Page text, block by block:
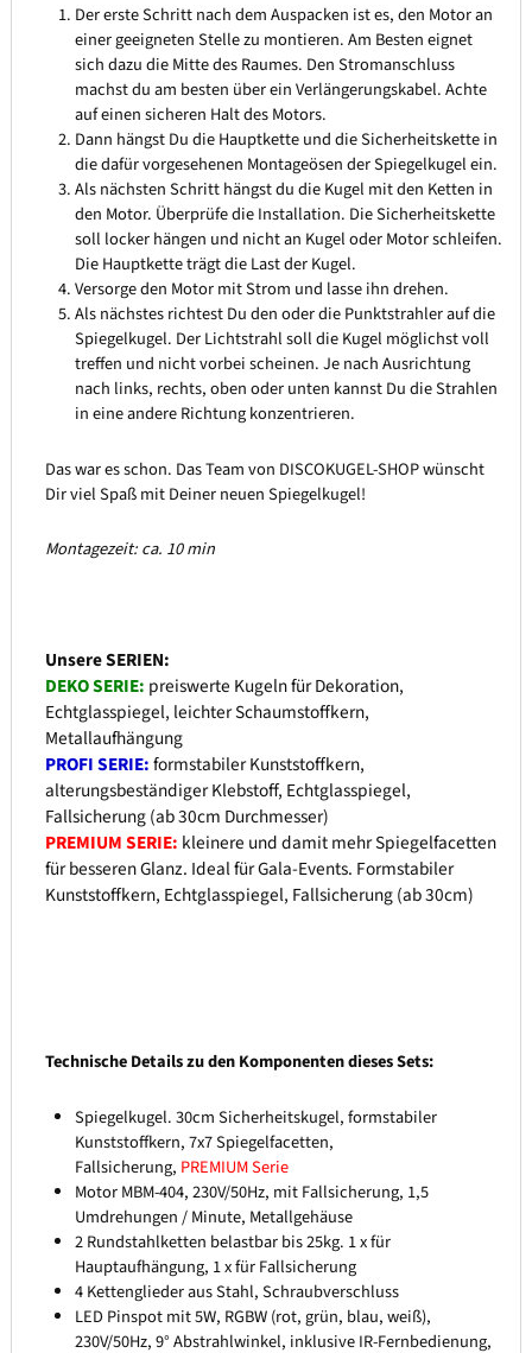
Der erste Schritt nach dem Auspacken ist es, den Motor an
einer geeigneten Stelle zu montieren. Am Besten eignet
sich dazu die Mitte des Raumes. Den Stromanschluss
machst du am besten über ein Verlängerungskabel. Achte
auf einen sicheren Halt des Motors.
Dann hängst Du die Hauptkette und die Sicherheitskette in
die dafür vorgesehenen Montageösen der Spiegelkugel ein.
Als nächsten Schritt hängst du die Kugel mit den Ketten in
den Motor. Überprüfe die Installation. Die Sicherheitskette
soll locker hängen und nicht an Kugel oder Motor schleifen.
Die Hauptkette trägt die Last der Kugel.
Versorge den Motor mit Strom und lasse ihn drehen.
Als nächstes richtest Du den oder die Punktstrahler auf die
Spiegelkugel. Der Lichtstrahl soll die Kugel möglichst voll
treffen und nicht vorbei scheinen. Je nach Ausrichtung
nach links, rechts, oben oder unten kannst Du die Strahlen
in eine andere Richtung konzentrieren.
Das war es schon. Das Team von DISCOKUGEL-SHOP wünscht
Dir viel Spaß mit Deiner neuen Spiegelkugel!
Montagezeit: ca. 10 min
Unsere SERIEN:
DEKO SERIE: preiswerte Kugeln für Dekoration,
Echtglasspiegel, leichter Schaumstoffkern,
Metallaufhängung
PROFI SERIE:formstabiler Kunststoffkern,
alterungsbeständiger Klebstoff, Echtglasspiegel,
Fallsicherung (ab 30cm Durchmesser)
PREMIUM SERIE: kleinere und damit mehr Spiegelfacetten
für besseren Glanz. Ideal für Gala-Events. Formstabiler
Kunststoffkern, Echtglasspiegel, Fallsicherung (ab 30cm)
Technische Details zu den Komponenten dieses Sets:
Spiegelkugel. 30cm Sicherheitskugel, formstabiler
Kunststoffkern, 7x7 Spiegelfacetten,
Fallsicherung, PREMIUM Serie
Motor MBM-404, 230V/50Hz, mit Fallsicherung, 1,5
Umdrehungen / Minute, Metallgehäuse
2 Rundstahlketten belastbar bis 25kg. 1 x für
Hauptaufhängung, 1 x für Fallsicherung
4 Kettenglieder aus Stahl, Schraubverschluss
LED Pinspot mit 5W, RGBW (rot, grün, blau, weiß),
230V/50Hz, 9° Abstrahlwinkel, inklusive IR-Fernbedienung,